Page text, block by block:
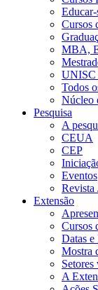
Educar-
Cursos
MBA,
UNISC
Todos
Núcleo
Pesquisa
A
CEUA
CEP
Eventos
Revista
Extensão
Cursos
Datas
Mostra
A